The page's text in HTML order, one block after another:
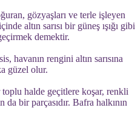
gözyaşları ve terle işleyen
altın sarısı bir güneş ışığı gibi
demektir.
havanın rengini altın sarısına
güzel olur.
toplu halde geçitlere koşar, renkli
bir parçasıdır. Bafra halkının